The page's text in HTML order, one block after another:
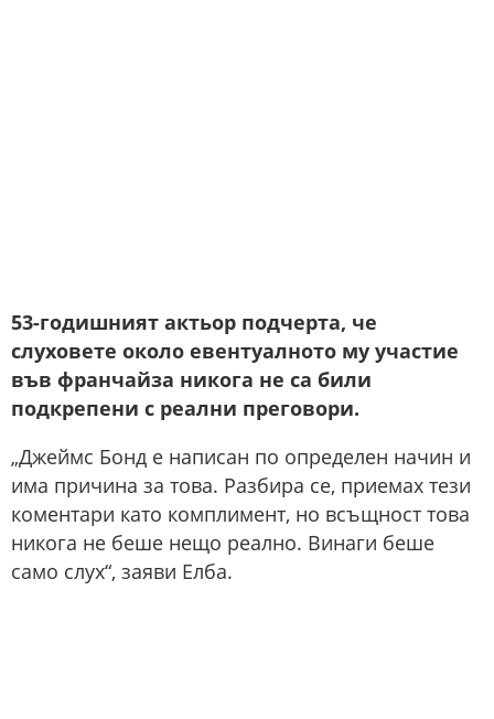
53-годишният актьор подчерта, че
слуховете около евентуалното му участие
във франчайза никога не са били
подкрепени с реални преговори.
„Джеймс Бонд е написан по определен начин и
има причина за това. Разбира се, приемах тези
коментари като комплимент, но всъщност това
никога не беше нещо реално. Винаги беше
само слух“, заяви Елба.